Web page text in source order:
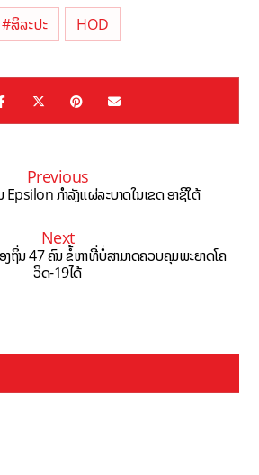
#ສິລະປະ HOD
Previous
ກຳລັງແຜ່ລະບາດໃນເຂດ ອາຊີໃຕ້
Next
ງຖິ່ນ 47 ຄົນ ຂໍ້ຫາທີ່ບໍ່ສາມາດຄວບຄຸມພະຍາດໂຄ
ວິດ-19ໄດ້